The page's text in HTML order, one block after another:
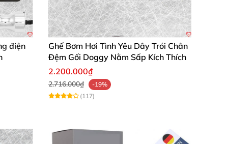
điện
Ghế Bơm Hơi Tình Yêu Dây Trói Chân
Đệm Gối Doggy Nằm Sấp Kích Thích
2.200.000₫
2.716.000₫
-19%
(117)